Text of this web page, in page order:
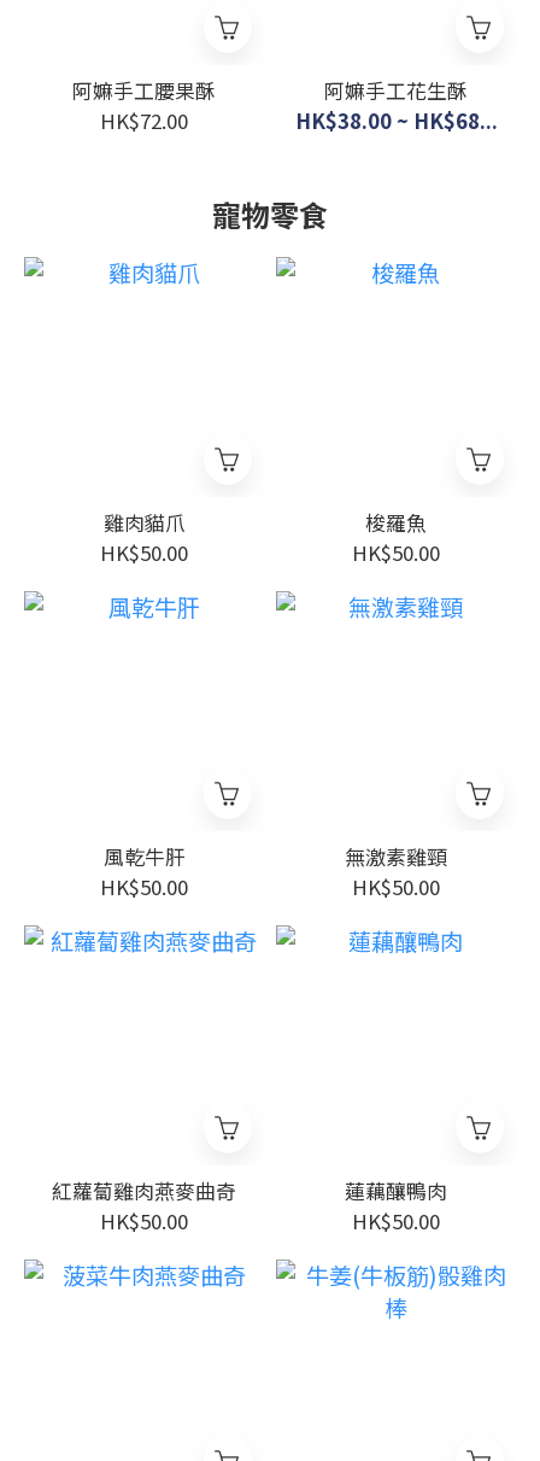
阿嫲手工腰果酥
HK$72.00
阿嫲手工花生酥
HK$38.00 ~ HK$68...
寵物零食
雞肉貓爪
HK$50.00
梭羅魚
HK$50.00
風乾牛肝
HK$50.00
無激素雞頸
HK$50.00
紅蘿蔔雞肉燕麥曲奇
HK$50.00
蓮藕釀鴨肉
HK$50.00